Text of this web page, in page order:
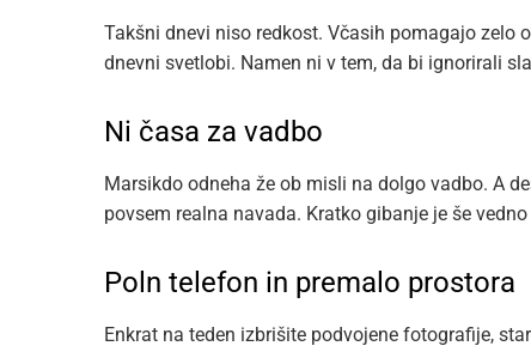
Takšni dnevi niso redkost. Včasih pomagajo zelo
dnevni svetlobi. Namen ni v tem, da bi ignorirali
Ni časa za vadbo
Marsikdo odneha že ob misli na dolgo vadbo. A
povsem realna navada. Kratko gibanje je še
Poln telefon in premalo prostora
Enkrat na teden izbrišite podvojene fotografije,